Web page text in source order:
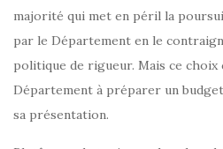
majorité qui met en péril la
par le Département en le
politique de rigueur. Mais ce choix
Département à préparer un budget
sa présentation.